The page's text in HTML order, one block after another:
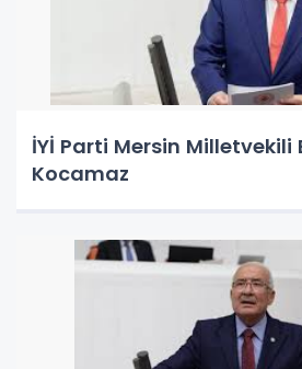
İYİ Parti Mersin
Kocamaz